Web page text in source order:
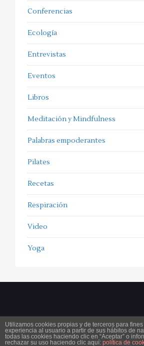
Conferencias
Ecología
Entrevistas
Eventos
Libros
Meditación y Mindfulness
Palabras empoderantes
Pilates
Recetas
Respiración
Video
Yoga
Copyright 2025ferorpinell.com. All Rights Reserved. Aviso
Utilizamos cookies propias y de terceros para
experiencia al usuario a partir de sus hábitos de
todas las cookies haciendo clic en “Aceptar” o
rechazar su uso haciendo clic aquí: política de